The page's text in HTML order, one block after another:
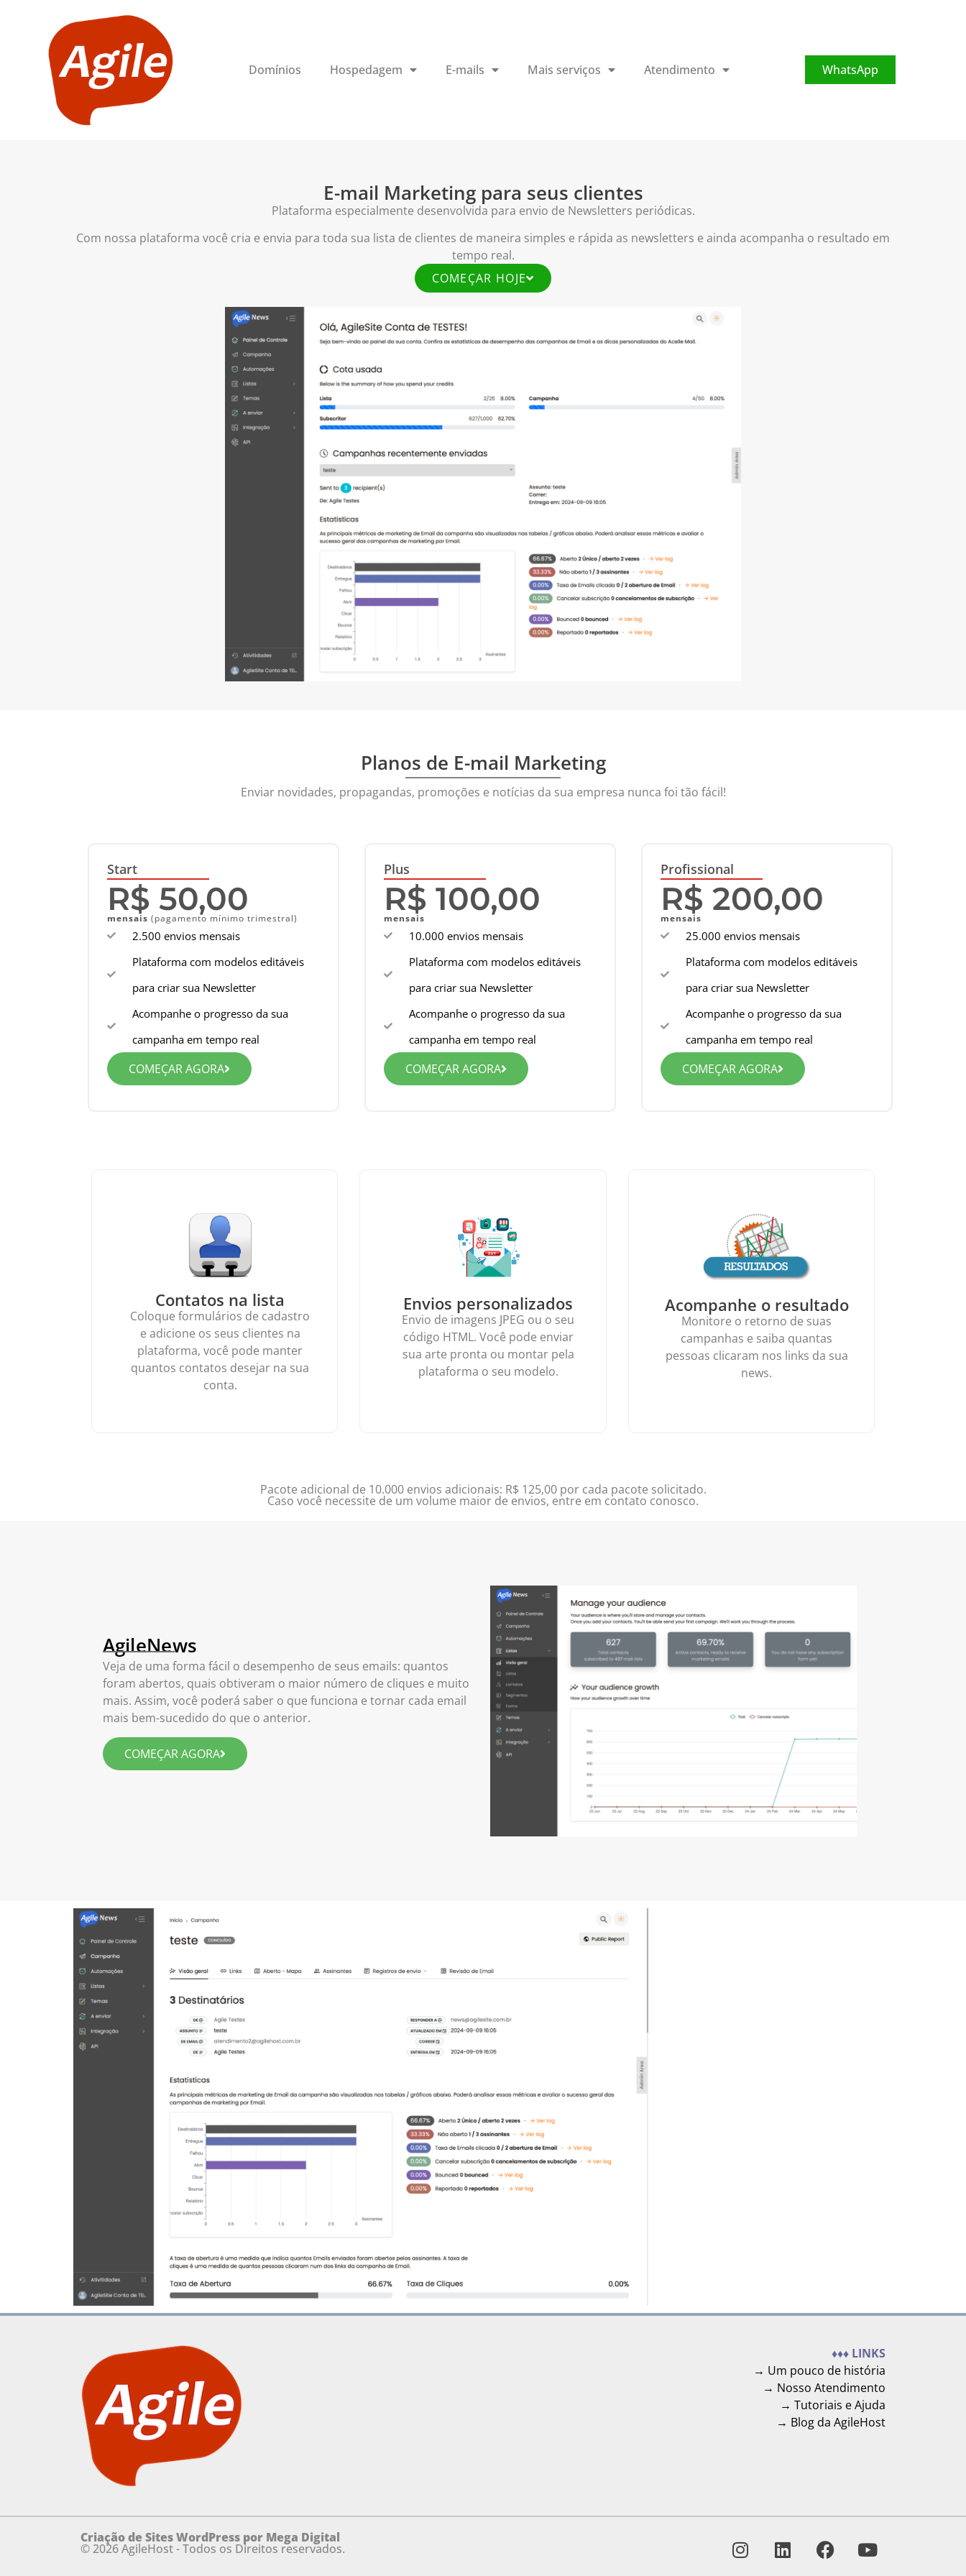
Domínios Hospedagem E-mails Mais serviços Atendimento WhatsApp
E-mail Marketing para seus clientes
Plataforma especialmente desenvolvida para envio de Newsletters periódicas.
Com nossa plataforma você cria e envia para toda sua lista de clientes de maneira simples e rápida as newsletters e ainda acompanha o resultado em
tempo real.
COMEÇAR HOJE
Planos de E-mail Marketing
Enviar novidades, propagandas, promoções e notícias da sua empresa nunca foi tão fácil!
Start
R$ 50,00
mensais (pagamento mínimo trimestral)
2.500 envios mensais
Plataforma com modelos editáveis
para criar sua Newsletter
Acompanhe o progresso da sua
campanha em tempo real
COMEÇAR AGORA
Plus
R$ 100,00
mensais
10.000 envios mensais
Plataforma com modelos editáveis
para criar sua Newsletter
Acompanhe o progresso da sua
campanha em tempo real
COMEÇAR AGORA
Profissional
R$ 200,00
mensais
25.000 envios mensais
Plataforma com modelos editáveis
para criar sua Newsletter
Acompanhe o progresso da sua
campanha em tempo real
COMEÇAR AGORA
Contatos na lista
Coloque formulários de cadastro
e adicione os seus clientes na
plataforma, você pode manter
quantos contatos desejar na sua
conta.
Envios personalizados
Envio de imagens JPEG ou o seu
código HTML. Você pode enviar
sua arte pronta ou montar pela
plataforma o seu modelo.
Acompanhe o resultado
Monitore o retorno de suas
campanhas e saiba quantas
pessoas clicaram nos links da sua
news.
Pacote adicional de 10.000 envios adicionais: R$ 125,00 por cada pacote solicitado.
Caso você necessite de um volume maior de envios, entre em contato conosco.
AgileNews
Veja de uma forma fácil o desempenho de seus emails: quantos
foram abertos, quais obtiveram o maior número de cliques e muito
mais. Assim, você poderá saber o que funciona e tornar cada email
mais bem-sucedido do que o anterior.
COMEÇAR AGORA
♦♦♦ LINKS
→ Um pouco de história
→ Nosso Atendimento
→ Tutoriais e Ajuda
→ Blog da AgileHost
Criação de Sites WordPress por Mega Digital
© 2026 AgileHost - Todos os Direitos reservados.